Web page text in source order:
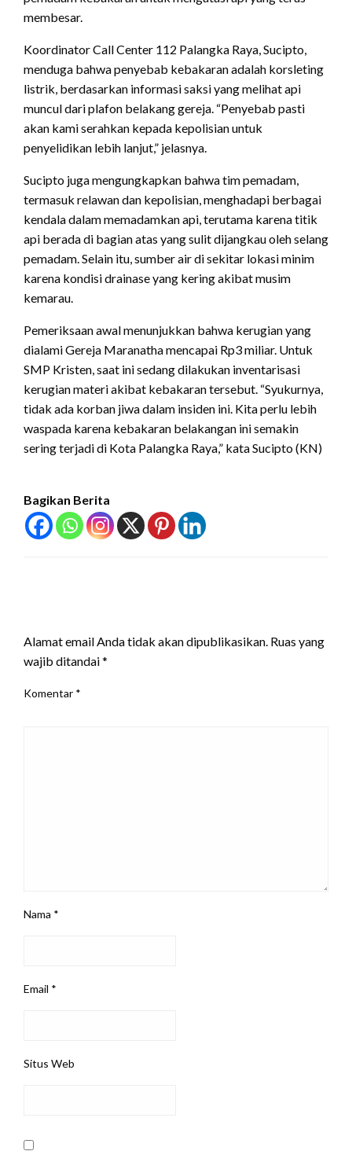
membesar.
Koordinator Call Center 112 Palangka Raya, Sucipto,
menduga bahwa penyebab kebakaran adalah korsleting
listrik, berdasarkan informasi saksi yang melihat api
muncul dari plafon belakang gereja. “Penyebab pasti
akan kami serahkan kepada kepolisian untuk
penyelidikan lebih lanjut,” jelasnya.
Sucipto juga mengungkapkan bahwa tim pemadam,
termasuk relawan dan kepolisian, menghadapi berbagai
kendala dalam memadamkan api, terutama karena titik
api berada di bagian atas yang sulit dijangkau oleh selang
pemadam. Selain itu, sumber air di sekitar lokasi minim
karena kondisi drainase yang kering akibat musim
kemarau.
Pemeriksaan awal menunjukkan bahwa kerugian yang
dialami Gereja Maranatha mencapai Rp3 miliar. Untuk
SMP Kristen, saat ini sedang dilakukan inventarisasi
kerugian materi akibat kebakaran tersebut. “Syukurnya,
tidak ada korban jiwa dalam insiden ini. Kita perlu lebih
waspada karena kebakaran belakangan ini semakin
sering terjadi di Kota Palangka Raya,” kata Sucipto (KN)
Bagikan Berita
Alamat email Anda tidak akan dipublikasikan. Ruas yang
wajib ditandai*
Komentar *
Nama *
Email *
Situs Web